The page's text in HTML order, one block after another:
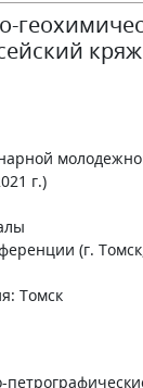
кряж
г.)
(г.
Томск